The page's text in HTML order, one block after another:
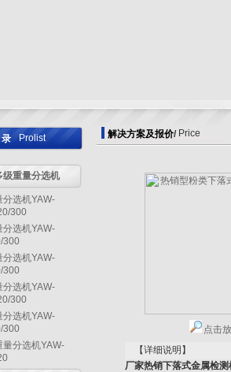
录 Prolist
级重量分选机
分选机YAW-
300
分选机YAW-
300
分选机YAW-
300
分选机YAW-
300
分选机YAW-
300
量分选机YAW-
解决方案及报价/ Price
点击
【详细说明】
厂家热销下落式金属检测